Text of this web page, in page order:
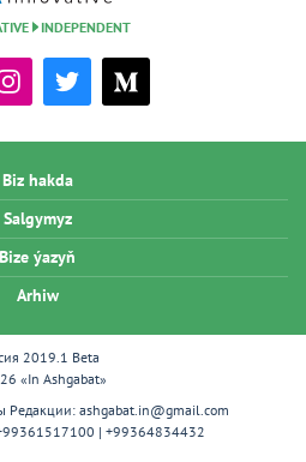
INDEPENDENT
Biz hakda
Salgymyz
Bize ýazyň
Arhiw
2019.1 Beta
«In Ashgabat»
Редакции: ashgabat.in@gmail.com
| +99364834432